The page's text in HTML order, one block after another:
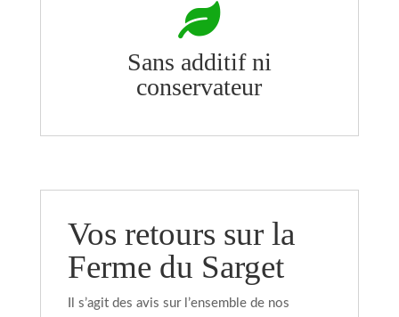

Sans additif ni
conservateur
Vos retours sur la
Ferme du Sarget
Il s’agit des avis sur l’ensemble de nos